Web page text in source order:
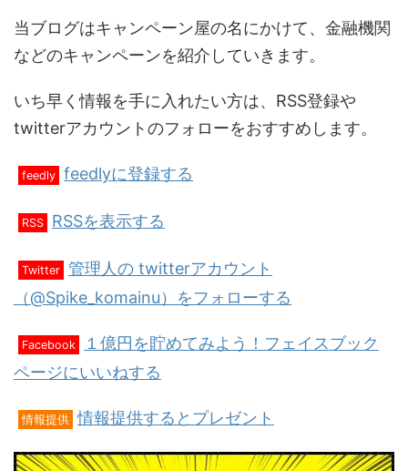
当ブログはキャンペーン屋の名にかけて、金融機関
などのキャンペーンを紹介していきます。
いち早く情報を手に入れたい方は、RSS登録や
twitterアカウントのフォローをおすすめします。
feedly feedlyに登録する
RSS RSSを表示する
Twitter 管理人の twitterアカウント
（@Spike_komainu）をフォローする
Facebook
１億円を貯めてみよう！フェイスブック
ページにいいねする
情報提供 情報提供するとプレゼント